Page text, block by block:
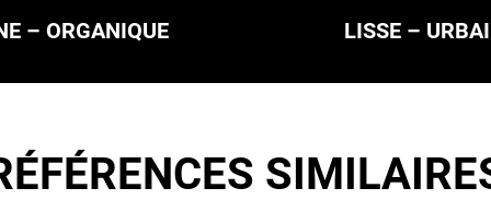
– ORGANIQUE LISSE –